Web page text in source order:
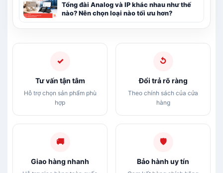
Tổng đài Analog và IP khác nhau như thế
nào? Nên chọn loại nào tối ưu hơn?
✓
Tư vấn tận tâm
Hỗ trợ chọn sản phẩm phù
hợp
↺
Đổi trả rõ ràng
Theo chính sách của cửa
hàng
🚚
Giao hàng nhanh
🛡
Bảo hành uy tín